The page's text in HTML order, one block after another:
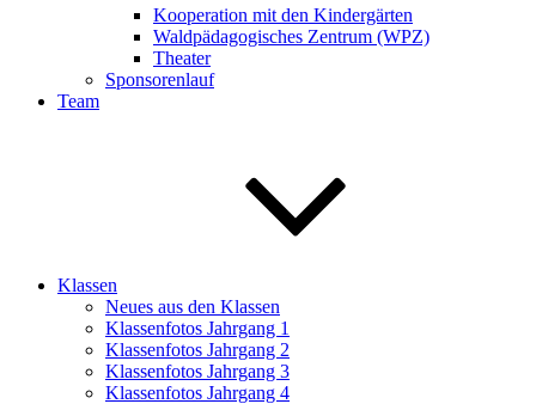
Kooperation mit den Kindergärten
Waldpädagogisches Zentrum (WPZ)
Theater
Sponsorenlauf
Team
Klassen
Neues aus den Klassen
Klassenfotos Jahrgang 1
Klassenfotos Jahrgang 2
Klassenfotos Jahrgang 3
Klassenfotos Jahrgang 4